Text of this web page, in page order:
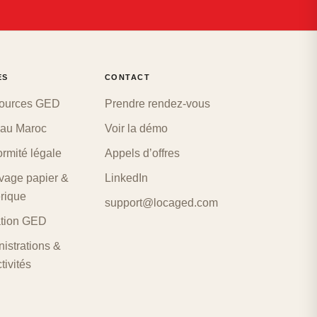
GED
Maroc
légale
papier &
GED
&
CONTACT
Prendre rendez-vous
Voir la démo
Appels d’offres
LinkedIn
support@locaged.com